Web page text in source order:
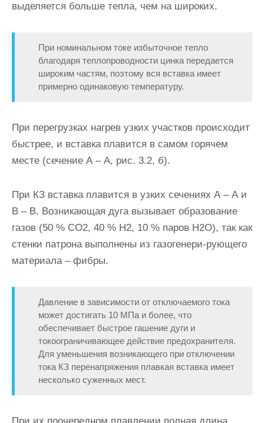
выделяется больше тепла, чем на широких.
При номинальном токе избыточное тепло
благодаря тепло­проводности цинка передается
широким частям, поэтому вся вставка имеет
примерно одинаковую температуру.
При перегрузках нагрев узких участков происходит
быстрее, и вставка плавится в самом горя­чем
месте (сечение А – А, рис. 3.2, б).
При КЗ вставка плавится в узких сечениях А – А и
В – В. Воз­никающая дуга вызывает образование
газов (50 % СО2, 40 % Н2, 10 % паров Н2О), так как
стенки патрона выполнены из газогенери-рующего
материала – фибры.
Давление в зависимости от отключае­мого тока
может достигать 10 МПа и более, что
обеспечивает быстрое гашение дуги и
токоограничивающее действие предохранителя.
Для уменьшения возникающего при отключении
тока КЗ перенапряжения плавкая вставка имеет
несколько суженных мест.